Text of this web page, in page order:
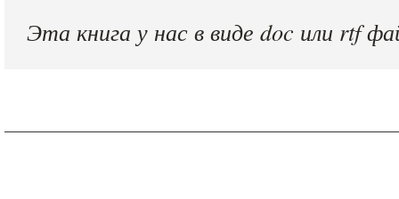
Эта книга у нас в виде doc или rtf